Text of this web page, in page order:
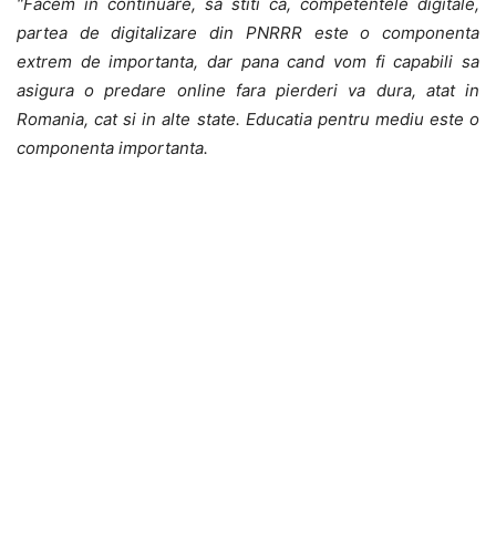
partea de digitalizare din PNRRR este o componenta
extrem de importanta, dar pana cand vom fi capabili sa
asigura o predare online fara pierderi va dura, atat in
Romania, cat si in alte state. Educatia pentru mediu este o
componenta importanta.